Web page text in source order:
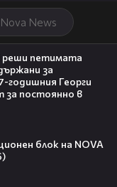
Nova News
реши петимата
за
годишния Георги
за постоянно в
блок на NOVA